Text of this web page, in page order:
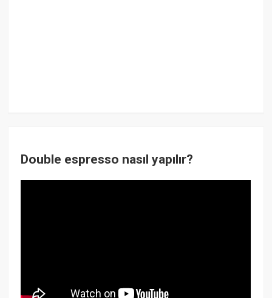
Double espresso nasıl yapılır?